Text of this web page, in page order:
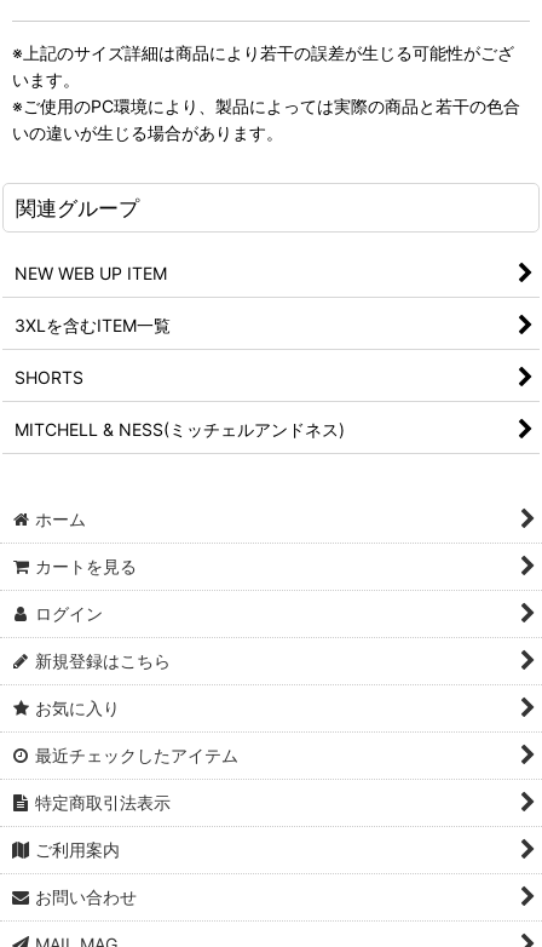
※上記のサイズ詳細は商品により若干の誤差が生じる可能性がござ
います。
※ご使用のPC環境により、製品によっては実際の商品と若干の色合
いの違いが生じる場合があります。
関連グループ
NEW WEB UP ITEM
3XLを含むITEM一覧
SHORTS
MITCHELL & NESS(ミッチェルアンドネス)
ホーム
カートを見る
ログイン
新規登録はこちら
お気に入り
最近チェックしたアイテム
特定商取引法表示
ご利用案内
お問い合わせ